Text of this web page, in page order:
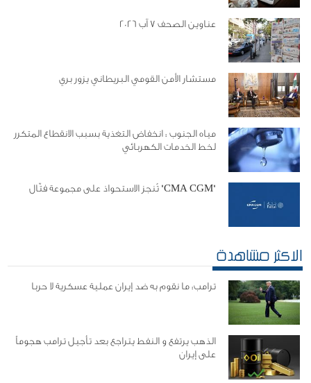
عناوين الصحف 7 آب 2026
مستشار الأمن القومي البريطاني يزور بري
مياه الجنوب : انخفاض التغذية بسبب الانقطاع المتكرر
لخط الخدمات الكهربائي
"CMA CGM" تُنجز الاستحواذ على مجموعة فتّال
الاكثر مشاهدة
ترامب: ما نقوم به ضد إيران عملية عسكرية لا حربا
الذهب يرتفع و النفط يتراجع بعد تأجيل ترامب هجوماً
على إيران